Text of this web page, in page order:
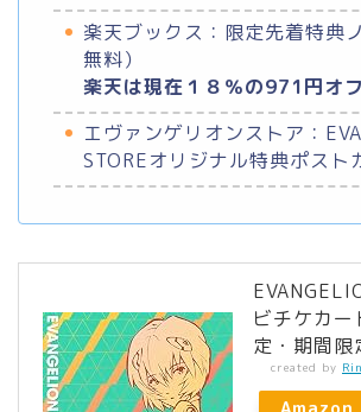
楽天ブックス：限定先着特典
無料）
楽天は現在１８％の971円オフ
エヴァンゲリオンストア：
STOREオリジナル特典ポスト
ビチケカ
定・期間限
created by